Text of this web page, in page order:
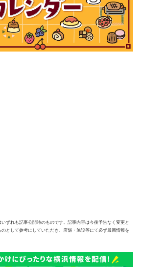
ずれも記事公開時のものです。記事内容は今後予告なく変更と
として参考にしていただき、店舗・施設等にて必ず最新情報を